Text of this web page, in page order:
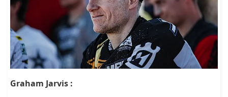
Graham Jarvis :